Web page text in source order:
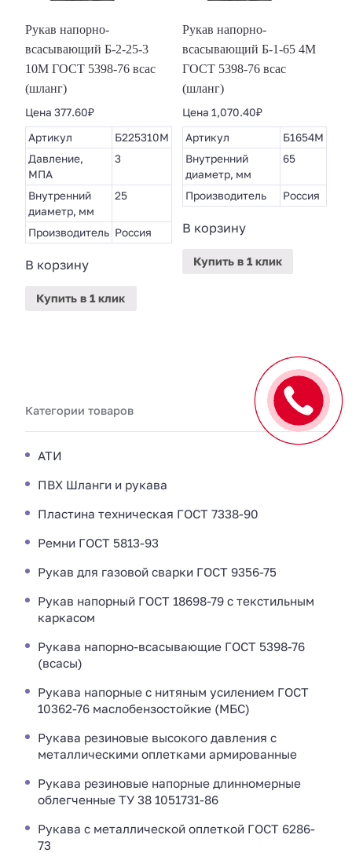
Рукав напорно-
всасывающий Б-2-25-3
10М ГОСТ 5398-76 всас
(шланг)
Цена 377.60₽
Артикул
Б225310М
Давление,
МПА
3
Внутренний
диаметр, мм
25
Производитель Россия
В корзину
Купить в 1 клик
Рукав напорно-
всасывающий Б-1-65 4М
ГОСТ 5398-76 всас
(шланг)
Цена 1,070.40₽
Артикул
Б1654М
Внутренний
диаметр, мм
65
Производитель Россия
В корзину
Купить в 1 клик
Категории товаров
АТИ
ПВХ Шланги и рукава
Пластина техническая ГОСТ 7338-90
Ремни ГОСТ 5813-93
Рукав для газовой сварки ГОСТ 9356-75
Рукав напорный ГОСТ 18698-79 с текстильным
каркасом
Рукава напорно-всасывающие ГОСТ 5398-76
(всасы)
Рукава напорные с нитяным усилением ГОСТ
10362-76 маслобензостойкие (МБС)
Рукава резиновые высокого давления с
металлическими оплетками армированные
Рукава резиновые напорные длинномерные
облегченные ТУ 38 1051731-86
Рукава с металлической оплеткой ГОСТ 6286-
73